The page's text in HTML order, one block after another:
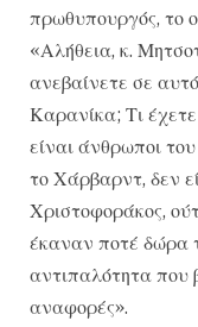
πρωθυπουργός, το
«Αλήθεια, κ.
ανεβαίνετε σε
Καρανίκα; Τι
είναι άνθρωποι
το Χάρβαρντ, δεν
Χριστοφοράκος,
έκαναν ποτέ δώρα
αντιπαλότητα που
αναφορές».